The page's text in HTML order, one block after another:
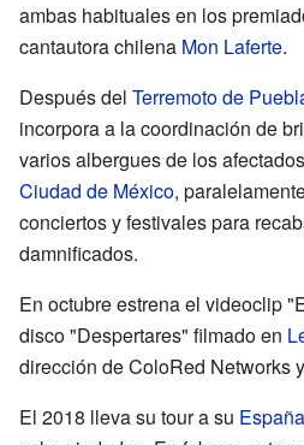
ambas habituales en los
cantautora chilena Mon Laferte.
Después del Terremoto de
incorpora a la coordinación de
varios albergues de los
Ciudad de México,
conciertos y festivales para
damnificados.
En octubre estrena el videoclip
disco "Despertares" filmado en
dirección de ColoRed Networks
El 2018 lleva su tour a su España